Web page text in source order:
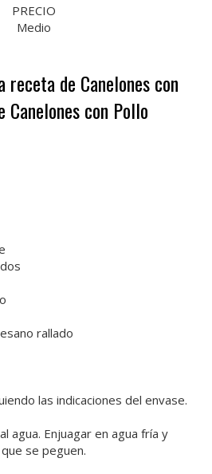
PRECIO
Medio
de Canelones con
Canelones con Pollo
rallado
las indicaciones del envase.
agua. Enjuagar en agua fría y
se peguen.